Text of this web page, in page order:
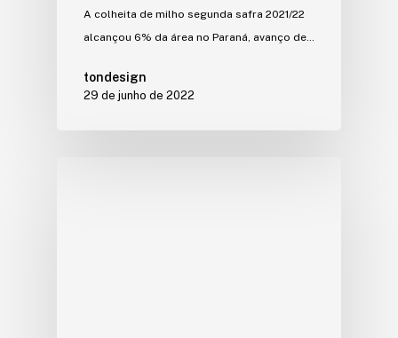
A colheita de milho segunda safra 2021/22
alcançou 6% da área no Paraná, avanço de…
tondesign
29 de junho de 2022